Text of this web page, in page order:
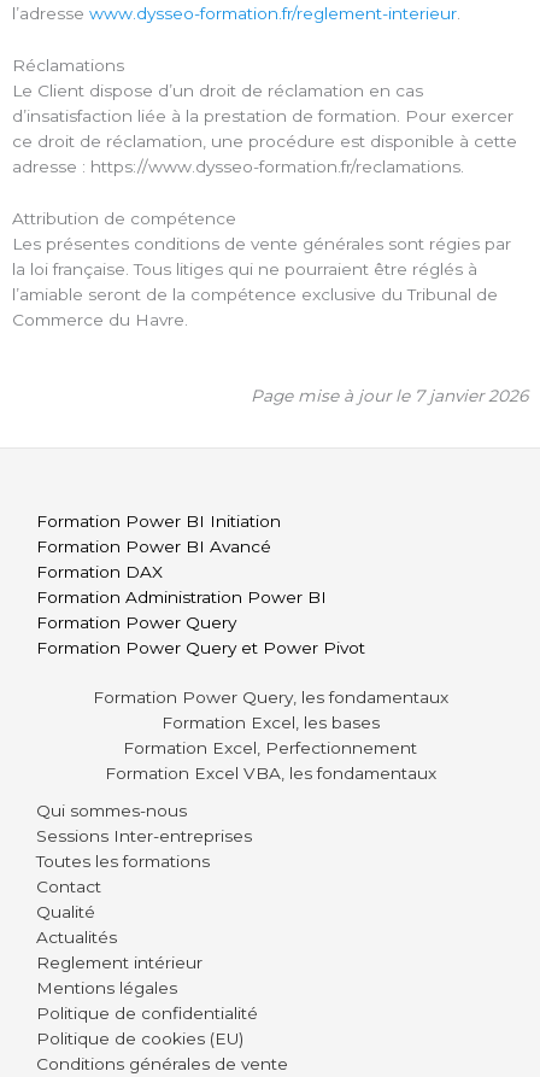
l’adresse www.dysseo-formation.fr/reglement-interieur.
Réclamations
Le Client dispose d’un droit de réclamation en cas
d’insatisfaction liée à la prestation de formation. Pour exercer
ce droit de réclamation, une procédure est disponible à cette
adresse : https://www.dysseo-formation.fr/reclamations.
Attribution de compétence
Les présentes conditions de vente générales sont régies par
la loi française. Tous litiges qui ne pourraient être réglés à
l’amiable seront de la compétence exclusive du Tribunal de
Commerce du Havre.
Page mise à jour le 7 janvier 2026
Formation Power BI Initiation
Formation Power BI Avancé
Formation DAX
Formation Administration Power BI
Formation Power Query
Formation Power Query et Power Pivot
Formation Power Query, les fondamentaux
Formation Excel, les bases
Formation Excel, Perfectionnement
Formation Excel VBA, les fondamentaux
Qui sommes-nous
Sessions Inter-entreprises
Toutes les formations
Contact
Qualité
Actualités
Reglement intérieur
Mentions légales
Politique de confidentialité
Politique de cookies (EU)
Conditions générales de vente